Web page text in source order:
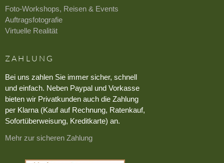
Foto-Workshops, Reisen & Events
Auftragsfotografie
Virtuelle Realität
ZAHLUNG
Bei uns zahlen Sie immer sicher, schnell
und einfach. Neben Paypal und Vorkasse
bieten wir Privatkunden auch die Zahlung
per Klarna (Kauf auf Rechnung, Ratenkauf,
Sofortüberweisung, Kreditkarte) an.
Mehr zur sicheren Zahlung